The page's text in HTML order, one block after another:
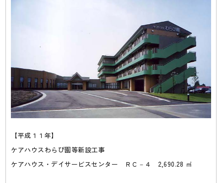
【平成１１年】
ケアハウスわらび園等新設工事
ケアハウス・デイサービスセンター ＲＣ－４ 2,690.28 ㎡